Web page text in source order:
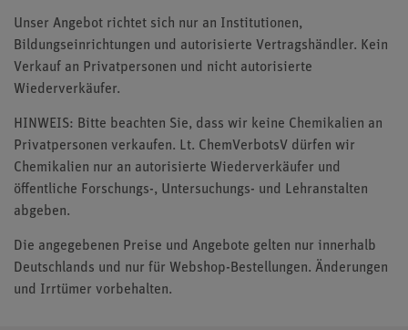
Unser Angebot richtet sich nur an Institutionen,
Bildungseinrichtungen und autorisierte Vertragshändler. Kein
Verkauf an Privatpersonen und nicht autorisierte
Wiederverkäufer.
HINWEIS: Bitte beachten Sie, dass wir keine Chemikalien an
Privatpersonen verkaufen. Lt. ChemVerbotsV dürfen wir
Chemikalien nur an autorisierte Wiederverkäufer und
öffentliche Forschungs-, Untersuchungs- und Lehranstalten
abgeben.
Die angegebenen Preise und Angebote gelten nur innerhalb
Deutschlands und nur für Webshop-Bestellungen. Änderungen
und Irrtümer vorbehalten.